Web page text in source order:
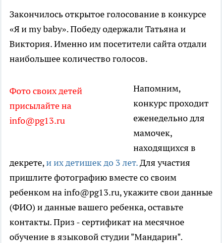
Закончилось открытое голосование в конкурсе
«Я и my baby». Победу одержали Татьяна и
Виктория. Именно им посетители сайта отдали
наибольшее количество голосов.
Фото своих детей
присылайте на
info@pg13.ru
Напомним,
конкурс проходит
еженедельно для
мамочек,
находящихся в
декрете,и их детишек до 3 лет.Для участия
пришлите фотографию вместе со своим
ребенком на info@pg13.ru, укажите свои данные
(ФИО) и данные вашего ребенка, оставьте
контакты. Приз - сертификат на месячное
обучение в языковой студии "Мандарин".